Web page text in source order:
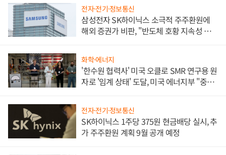
전자·전기·정보통신
삼성전자 SK하이닉스 소극적 주주환원에
해외 증권가 비판, "반도체 호황 지속성 의
화학·에너지
'한수원 협력사' 미국 오클로 SMR 연구용 원
자로 '임계 상태' 도달, 미국 에너지부 "중요
전자·전기·정보통신
SK하이닉스 1주당 375원 현금배당 실시, 추
가 주주환원 계획 9월 공개 예정